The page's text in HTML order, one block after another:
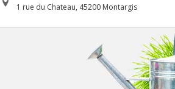
1 rue du Chateau, 45200 Montargis